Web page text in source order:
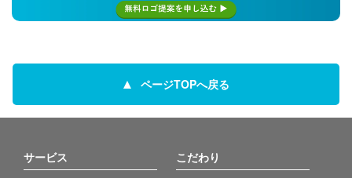
ページTOPへ戻る
サービス こだわり